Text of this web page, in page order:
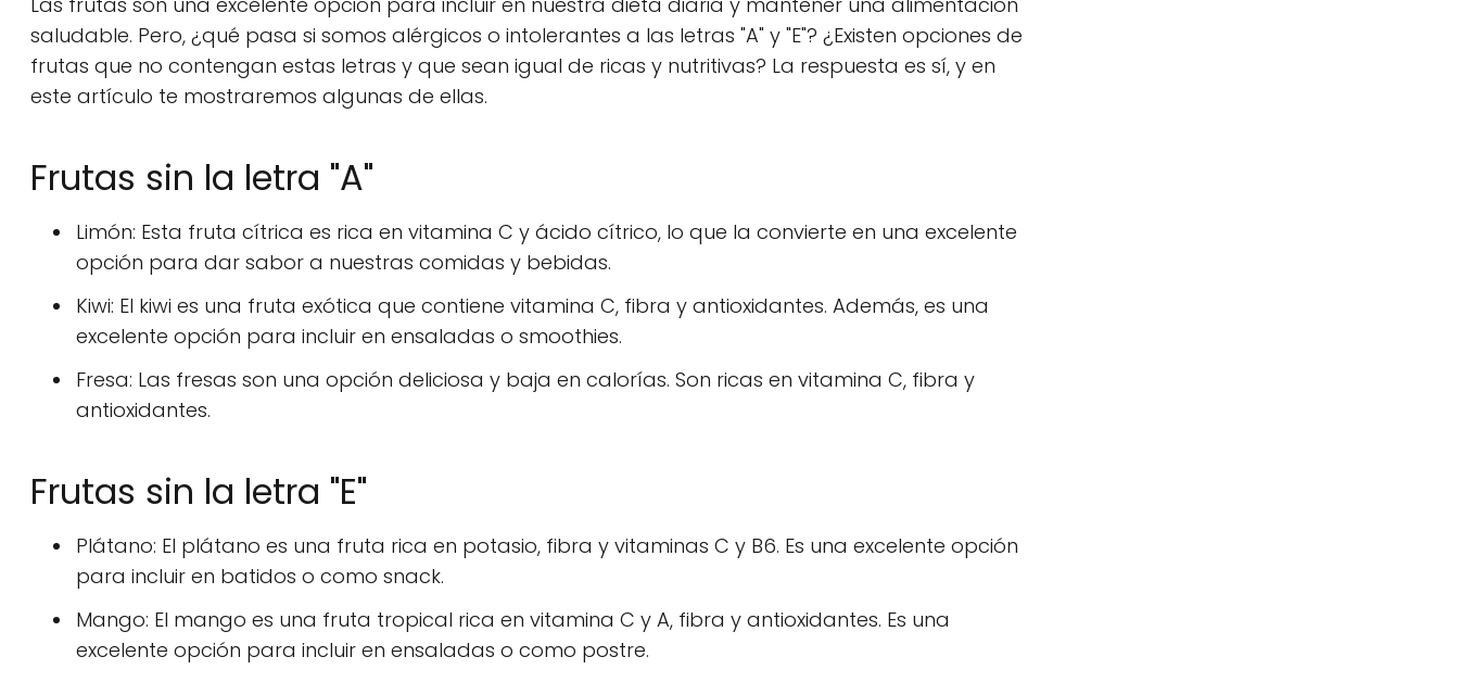
saludable. Pero, ¿qué pasa si somos alérgicos o intolerantes a las letras "A" y "E"? ¿Existen opciones de
frutas que no contengan estas letras y que sean igual de ricas y nutritivas? La respuesta es sí, y en
este artículo te mostraremos algunas de ellas.
Frutas sin la letra "A"
Limón: Esta fruta cítrica es rica en vitamina C y ácido cítrico, lo que la convierte en una excelente
opción para dar sabor a nuestras comidas y bebidas.
Kiwi: El kiwi es una fruta exótica que contiene vitamina C, fibra y antioxidantes. Además, es una
excelente opción para incluir en ensaladas o smoothies.
Fresa: Las fresas son una opción deliciosa y baja en calorías. Son ricas en vitamina C, fibra y
antioxidantes.
Frutas sin la letra "E"
Plátano: El plátano es una fruta rica en potasio, fibra y vitaminas C y B6. Es una excelente opción
para incluir en batidos o como snack.
Mango: El mango es una fruta tropical rica en vitamina C y A, fibra y antioxidantes. Es una
excelente opción para incluir en ensaladas o como postre.